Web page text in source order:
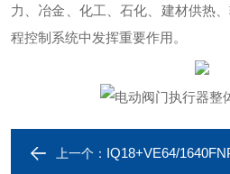
力、冶金、化工、石化、建材供热
程控制系统中发挥重要作用。
上一个： IQ18+VE64/1640FNP厂家供